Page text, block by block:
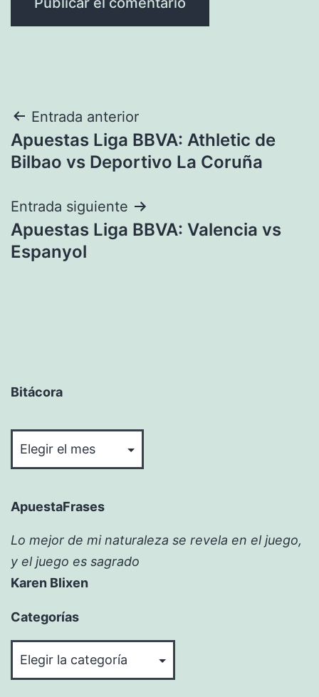
Navegación
de
Entrada anterior
Apuestas Liga BBVA: Athletic de
Bilbao vs Deportivo La Coruña
Entrada siguiente
Apuestas Liga BBVA: Valencia vs
Espanyol
Bitácora
ApuestaFrases
Lo mejor de mi naturaleza se revela en el juego,
y el juego es sagrado
Karen Blixen
Categorías